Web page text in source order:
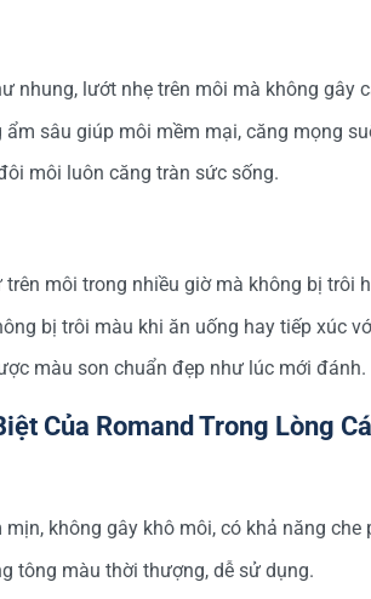
nhung, lướt nhẹ trên môi mà không gây
sâu giúp môi mềm mại, căng mọng
môi luôn căng tràn sức sống.
môi trong nhiều giờ mà không bị trôi
bị trôi màu khi ăn uống hay tiếp xúc
màu son chuẩn đẹp như lúc mới đánh.
Của Romand Trong Lòng
không gây khô môi, có khả năng
tông màu thời thượng, dễ sử dụng.